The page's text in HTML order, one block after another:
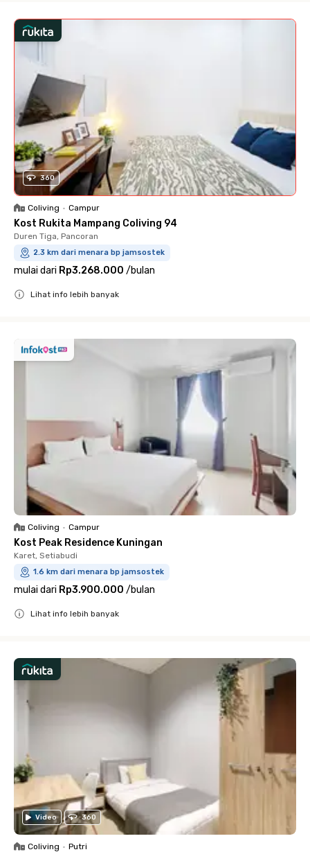
360
Coliving • Campur
Kost Rukita Mampang Coliving 94
Duren Tiga, Pancoran
2.3 km dari menara bp jamsostek
mulai dari Rp3.268.000 /bulan
Lihat info lebih banyak
Coliving • Campur
Kost Peak Residence Kuningan
Karet, Setiabudi
1.6 km dari menara bp jamsostek
mulai dari Rp3.900.000 /bulan
Lihat info lebih banyak
Video 360
Coliving • Putri